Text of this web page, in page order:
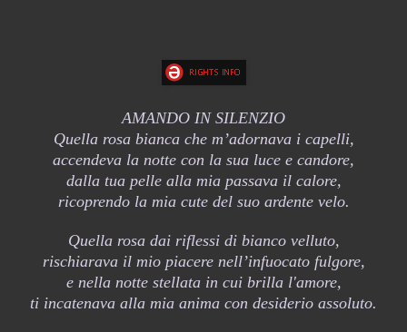
AMANDO IN SILENZIO
Quella rosa bianca che m’adornava i capelli,
accendeva la notte con la sua luce e candore,
dalla tua pelle alla mia passava il calore,
ricoprendo la mia cute del suo ardente velo.
Quella rosa dai riflessi di bianco velluto,
rischiarava il mio piacere nell’infuocato fulgore,
e nella notte stellata in cui brilla l'amore,
ti incatenava alla mia anima con desiderio assoluto.